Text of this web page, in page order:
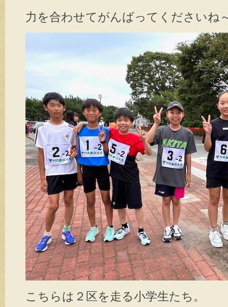
力を合わせてがんばってくださいね
こちらは２区を走る小学生たち。